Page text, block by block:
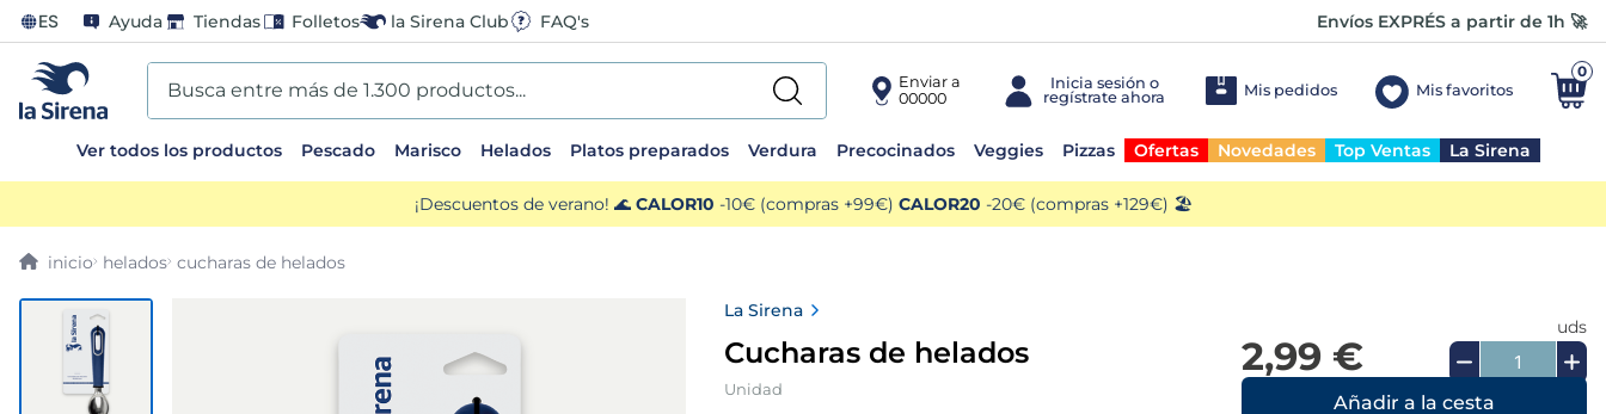
ES Ayuda Tiendas Folletos la Sirena Club FAQ's Envíos EXPRÉS a partir de 1h 🚀
Busca entre más de 1.300 productos...
Enviar a
00000
Mis pedidos Mis favoritos
0
Ver todos los productos Pescado Marisco Helados Platos preparados Verdura Precocinados Veggies Pizzas Ofertas Novedades Top Ventas La Sirena
¡Descuentos de verano! 🌊 CALOR10 -10€ (compras +99€) CALOR20 -20€ (compras +129€) 🏖️
helados cucharas de helados
La Sirena
Cucharas de helados
Unidad
2,99 €
uds
Añadir a la cesta
TÉRMINOS MÁS BUSCADOS
1. helados sirena
patatas
gamba